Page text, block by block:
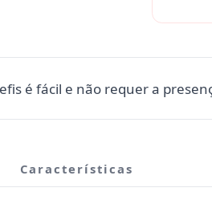
é fácil e não requer a
Características